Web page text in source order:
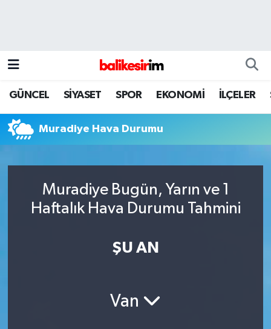
GÜNCEL SİYASET SPOR EKONOMİ İLÇELER
Muradiye Hava Durumu
Muradiye Bugün, Yarın ve 1
Haftalık Hava Durumu Tahmini
ŞU AN
Van